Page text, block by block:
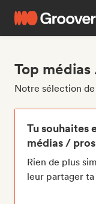
Top
Notre sélection
Tu souhaites
médias /
Rien de plus
leur partager ta